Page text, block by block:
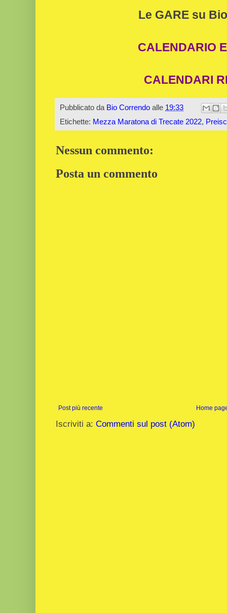
Le GARE su
CALENDARIO
CALENDARI
Pubblicato da Bio Correndo alle 19:33
Etichette: Mezza Maratona di Trecate 2022,
Nessun commento:
Posta un commento
Post più recente Home
Iscriviti a: Commenti sul post (Atom)